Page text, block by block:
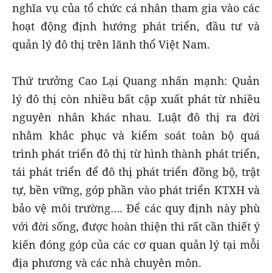
nghĩa vụ của tổ chức cá nhân tham gia vào các
hoạt động định hướng phát triển, đầu tư và
quản lý đô thị trên lãnh thổ Việt Nam.
Thứ trưởng Cao Lại Quang nhấn mạnh: Quản
lý đô thị còn nhiều bất cập xuất phát từ nhiều
nguyên nhân khác nhau. Luật đô thị ra đời
nhằm khắc phục và kiểm soát toàn bộ quá
trình phát triển đô thị từ hình thành phát triển,
tái phát triển để đô thị phát triển đồng bộ, trật
tự, bền vững, góp phần vào phát triển KTXH và
bảo vệ môi trường…. Để các quy định này phù
với đời sống, được hoàn thiện thì rất cần thiết ý
kiến đóng góp của các cơ quan quản lý tại mỗi
địa phương và các nhà chuyên môn.